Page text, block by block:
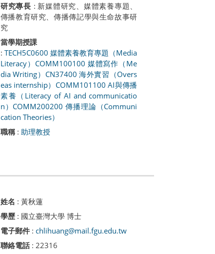
研究專長 : 新媒體研究、媒體素養專題、
傳播教育研究、傳播傳記學與生命故事研
究
當學期授課
: TECH5C0600 媒體素養教育專題（Media
Literacy） COMM100100 媒體寫作（Me
dia Writing） CN37400 海外實習（Overs
eas internship） COMM101100 AI與傳播
素養（Literacy of AI and communicatio
n） COMM200200 傳播理論（Communi
cation Theories）
職稱 : 助理教授
姓名 : 黃秋蓮
學歷 : 國立臺灣大學 博士
電子郵件 : chlihuang@mail.fgu.edu.tw
聯絡電話 : 22316